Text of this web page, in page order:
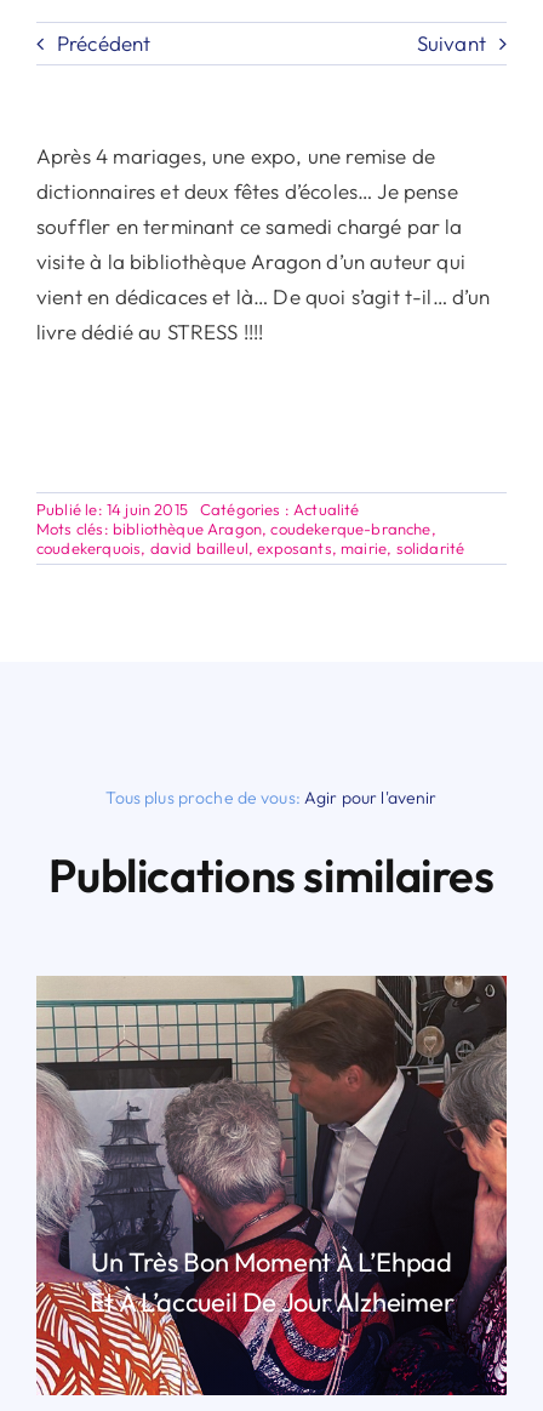
Précédent Suivant
Après 4 mariages, une expo, une remise de
dictionnaires et deux fêtes d’écoles… Je pense
souffler en terminant ce samedi chargé par la
visite à la bibliothèque Aragon d’un auteur qui
vient en dédicaces et là… De quoi s’agit t-il… d’un
livre dédié au STRESS !!!!
Publié le: 14 juin 2015 Catégories : Actualité
Mots clés: bibliothèque Aragon,coudekerque-branche,
coudekerquois, david bailleul,exposants, mairie, solidarité
Tous plus proche de vous: Agir pour l'avenir
Publications similaires
Un Très Bon Moment À L’Ehpad
Et À L’accueil De Jour Alzheimer
LIRE PLUS